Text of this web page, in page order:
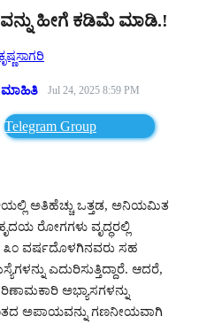
ಹೀಗೆ ಕಡಿಮೆ ಮಾಡಿ.!
ಮಾಹಿತಿ Jul 24, 2025 8:59 PM
Telegram Group
ಅತಿಹೆಚ್ಚು ಒತ್ತಡ, ಅನಿಯಮಿತ
ರೋಗಗಳು ವೃದ್ಧರಲ್ಲಿ
೩೦ ವರ್ಷದೊಳಗಿನವರು ಸಹ
ಎದುರಿಸುತ್ತಿದ್ದಾರೆ. ಆದರೆ,
ಅಭ್ಯಾಸಗಳನ್ನು
ಅಪಾಯವನ್ನು ಗಣನೀಯವಾಗಿ